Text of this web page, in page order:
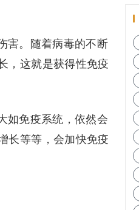
害。随着病毒的不断
，这就是获得性免疫
如免疫系统，依然会
长等等，会加快免疫